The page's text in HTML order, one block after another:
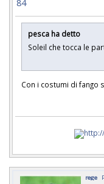
84
pesca ha detto
Soleil che tocca le
Con i costumi di fango
rege